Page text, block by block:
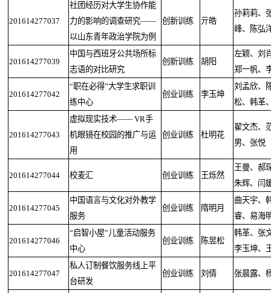
201614277037
社团经历对大学生协作能
力的影响的调查研究——
以山东青年政治学院为例
创新训练 亓皓
孙莉莉、
峰、陈弘
201614277039
中国与西班牙公共场所标
志语的对比研究
创新训练 胡阳
左颖、刘
郑一帆、
201614277042
“职在必得”大学生求职训
练中心
创业训练 李玉坤
刘孟欣、
松、韩革
201614277043
虚拟现实技术—— VR手
机眼镜在校园的推广与运
用
创业训练 杜明花
翟文杰、
男、张悦
201614277044 校麦汇 创业训练 王烁然
王曼、郝
朱辉、闫
201614277045
中国语言与文化对外教学
服务
创业训练 隋明月
曲天宇、
睿、易海
201614277046
“启智小屋”儿童活动服务
中心
创业训练 陈昱松
韩革、张
李玉坤、
201614277047
私人订制餐饮服务线上平
台研发
创业训练 刘倩 张晨露、